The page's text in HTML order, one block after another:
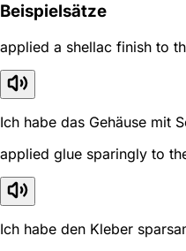
Beispielsätze
applied a shellac finish to
Ich habe das Gehäuse mit
applied glue sparingly to
Ich habe den Kleber